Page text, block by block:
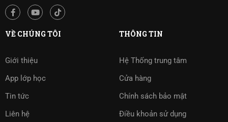
VỀ CHÚNG TÔI
Giới thiệu
App lớp học
Tin tức
Liên hệ
THÔNG TIN
Hệ Thống trung tâm
Cửa hàng
Chính sách bảo mật
Điều khoản sử dụng